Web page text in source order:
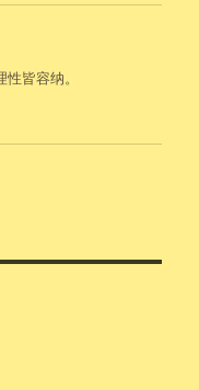
皆容纳。